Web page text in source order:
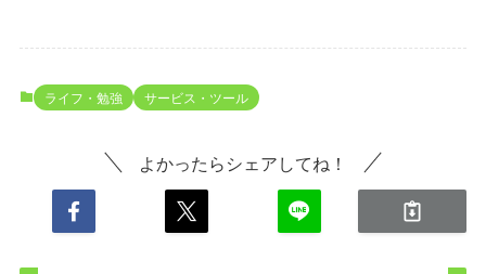
ライフ・勉強 サービス・ツール
よかったらシェアしてね！